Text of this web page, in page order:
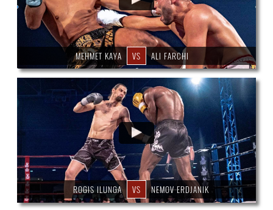
MEHMET KAYA VS ALI FARCHI
ROGIS ILUNGA VS NEMOV ERDJANIK